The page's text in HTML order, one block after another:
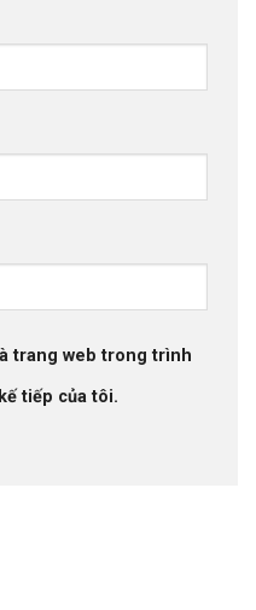
trang web trong trình
tiếp của tôi.